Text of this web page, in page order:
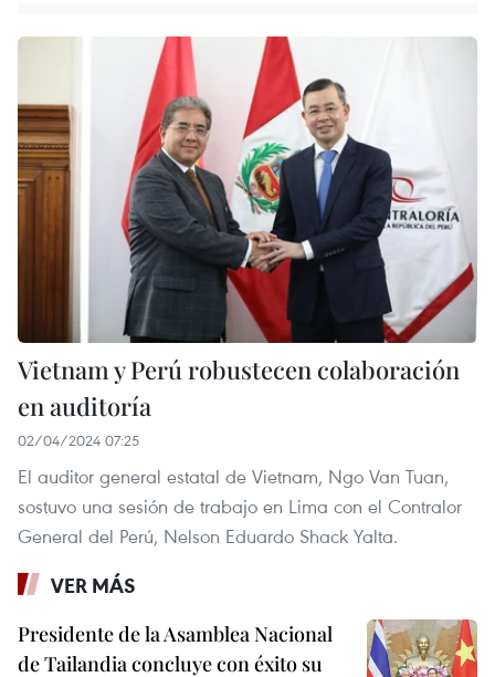
Vietnam y Perú robustecen colaboración
en auditoría
02/04/2024 07:25
El auditor general estatal de Vietnam, Ngo Van Tuan,
sostuvo una sesión de trabajo en Lima con el Contralor
General del Perú, Nelson Eduardo Shack Yalta.
VER MÁS
Presidente de la Asamblea Nacional
de Tailandia concluye con éxito su